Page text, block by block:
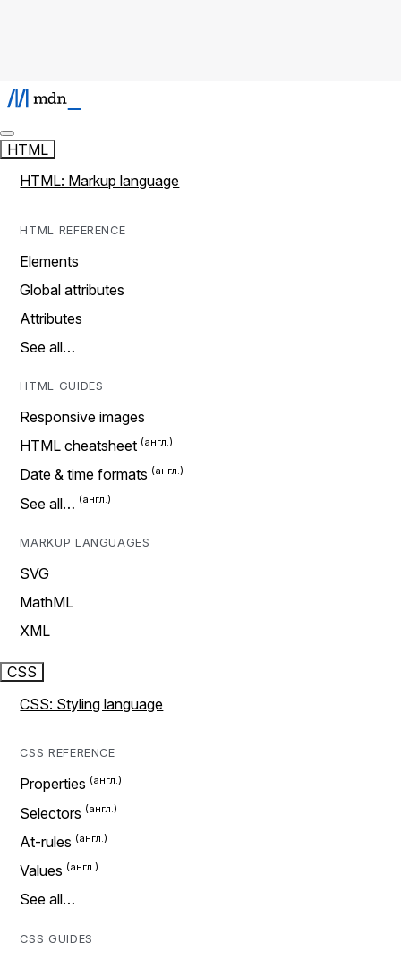
HTML
HTML: Markup language
HTML REFERENCE
Elements
Global attributes
Attributes
See all…
HTML GUIDES
Responsive images
HTML cheatsheet
Date & time formats
See all…
MARKUP LANGUAGES
SVG
MathML
XML
CSS
CSS: Styling language
CSS REFERENCE
Properties
Selectors
At-rules
Values
See all…
CSS GUIDES